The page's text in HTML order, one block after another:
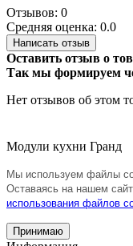
Отзывов: 0
Средняя оценка: 0.0
Написать отзыв
Оставить отзыв о
Так мы формируем
Нет отзывов об этом
Модули кухни Гранд
Мы используем файлы
Оставаясь на нашем
использования файлов
Принимаю